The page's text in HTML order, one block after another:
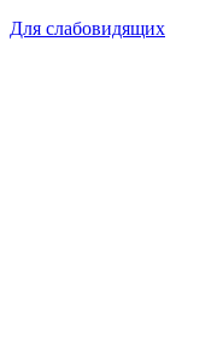
Для слабовидящих